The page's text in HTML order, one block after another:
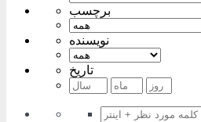
برچسب
نویسنده
تاریخ